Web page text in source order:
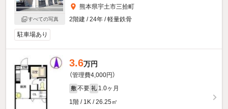
すべての写真
熊本県宇土市三拾町
2階建 / 24年 / 軽量鉄骨
駐車場あり
3.6万円
（管理費4,000円）
敷 不要 礼 1.0ヶ月
1階 / 1K / 26.25㎡